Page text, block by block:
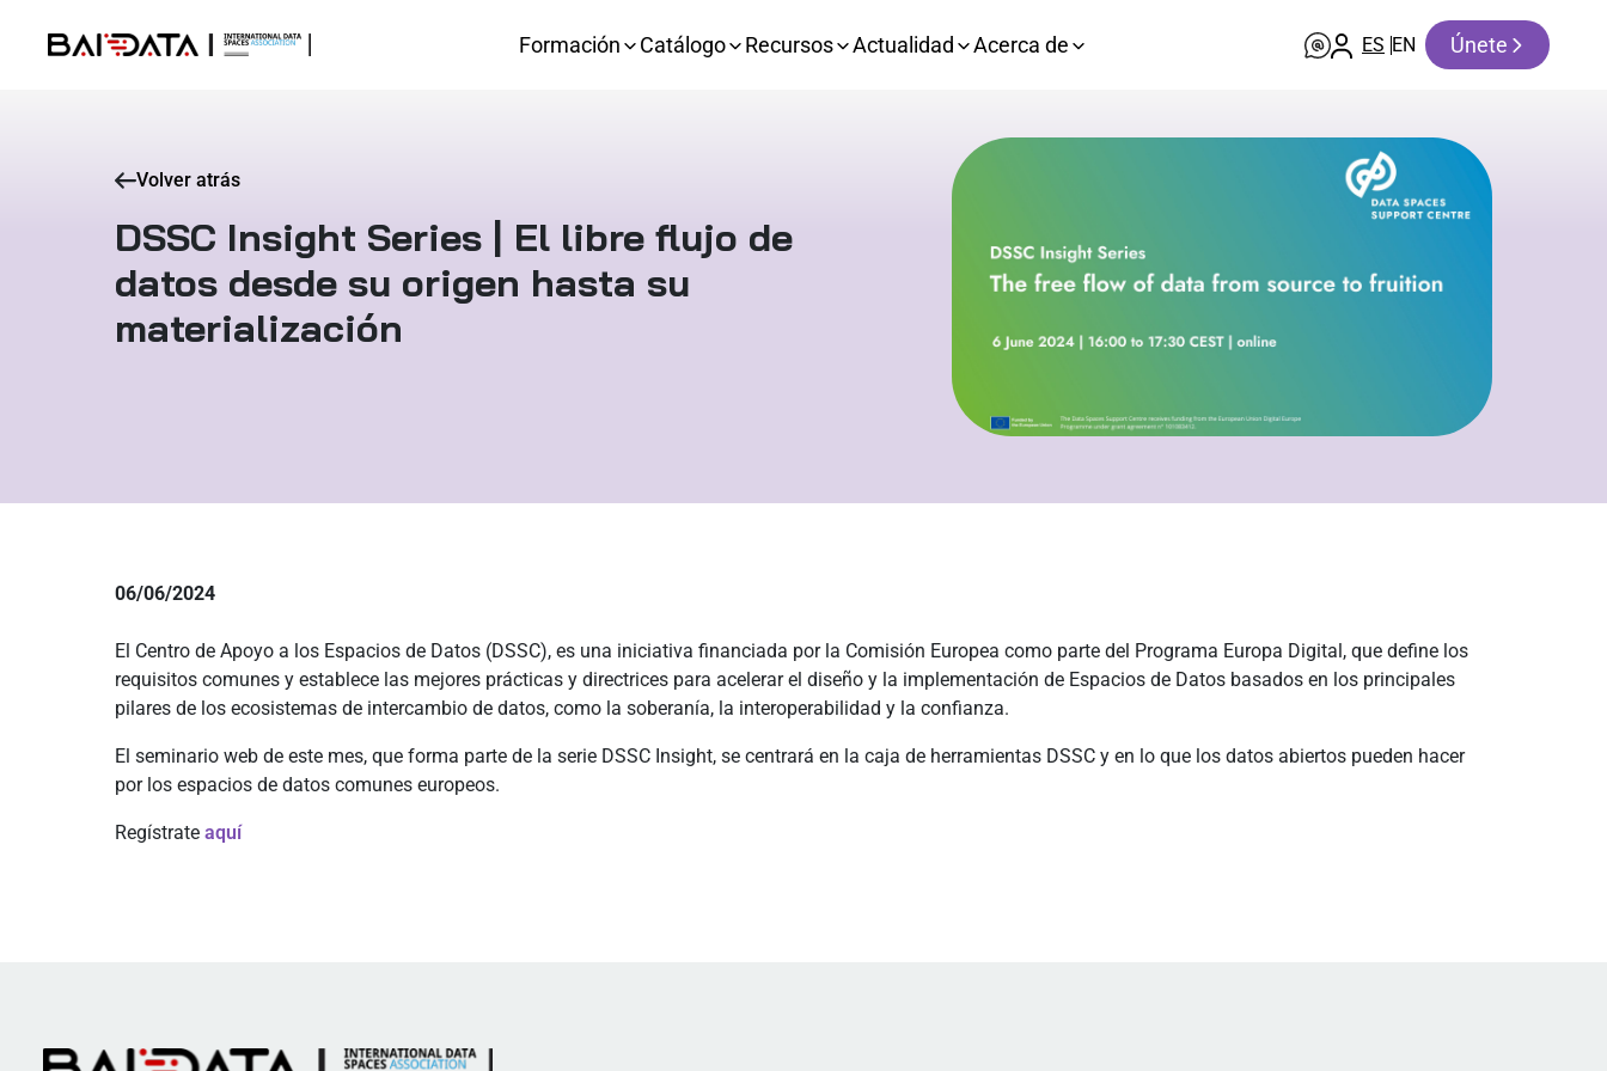
Formación Catálogo Recursos Actualidad Acerca de ES EN Únete
Volver atrás
DSSC Insight Series | El libre flujo de
datos desde su origen hasta su
materialización
06/06/2024
El Centro de Apoyo a los Espacios de Datos (DSSC), es una iniciativa financiada por la Comisión Europea como parte del Programa Europa Digital, que define los
requisitos comunes y establece las mejores prácticas y directrices para acelerar el diseño y la implementación de Espacios de Datos basados en los principales
pilares de los ecosistemas de intercambio de datos, como la soberanía, la interoperabilidad y la confianza.
El seminario web de este mes, que forma parte de la serie DSSC Insight, se centrará en la caja de herramientas DSSC y en lo que los datos abiertos pueden hacer
por los espacios de datos comunes europeos.
Regístrate aquí